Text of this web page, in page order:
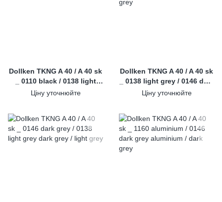
Dollken TKNG A 40 / A 40 sk
_ 0110 black / 0138 light
grey
Ціну уточнюйте
Dollken TKNG A 40 / A 40 sk
_ 0138 light grey / 0146 dark
grey
Ціну уточнюйте